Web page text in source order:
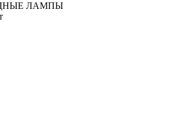
ЛАМПЫ